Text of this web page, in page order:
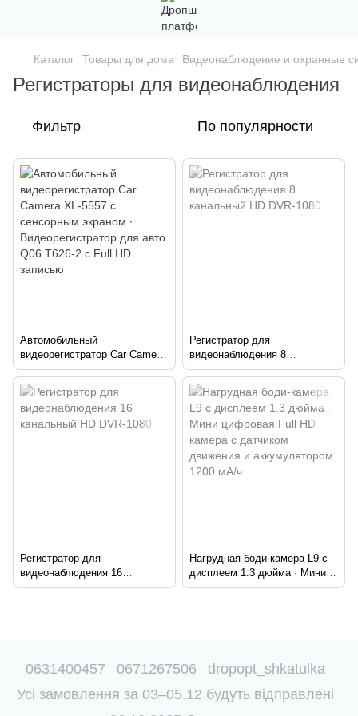
Каталог Товары для дома Видеонаблюдение и охранные
Регистраторы для видеонаблюдения
Фильтр По популярности
Автомобильный
видеорегистратор Car Camera
XL-5557 с сенсорным экраном
∙ Видеорегистратор для авто
Q06 T626-2 с Full HD записью
Регистратор для
видеонаблюдения 8
канальный HD DVR-1080
Регистратор для
видеонаблюдения 16
канальный HD DVR-1080
Нагрудная боди-камера L9 с
дисплеем 1.3 дюйма · Мини
цифровая Full HD камера с
0631400457 0671267506
dropopt_shkatulka
Усі замовлення за 03–05.12 будуть відправлені